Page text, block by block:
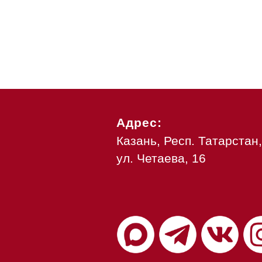
Адрес:
Казань, Респ. Татарстан,
ул. Четаева, 16